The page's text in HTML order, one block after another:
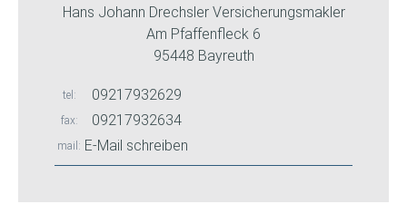
Hans Johann Drechsler Versicherungsmakler
Am Pfaffenfleck 6
95448 Bayreuth
tel 09217932629
fax 09217932634
mail E-Mail schreiben